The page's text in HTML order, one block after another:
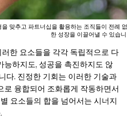
맞추고 파트너십을 활용하는 조직들이 전례
한 성장을 이끌어낼 수 있습
한 요소들을 각각 독립적으로 다
능하지도, 성공을 촉진하지도 않
다. 진정한 기회는 이러한 기술과
로 융합되어 조화롭게 작동하면서
요소들의 합을 넘어서는 시너지